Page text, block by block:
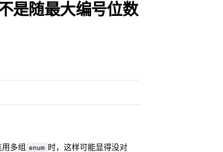
是随最大编号位数
多组 enum 时，这样可能显得没对